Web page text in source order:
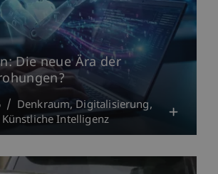
Die neue Ära der
Denkraum Digitalisierung
Künstliche Intelligenz